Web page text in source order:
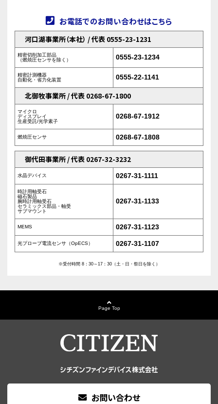
お電話でのお問い合わせはこちら
河口湖事業所（本社） / 代表 0555-23-1231
精密切削加工部品
（燃焼圧センサを除く）
0555-23-1234
精密計測機器
自動化・省力化装置
0555-22-1141
北御牧事業所 / 代表 0268-67-1800
マイクロ
ディスプレイ
生産受託/光学素子
0268-67-1912
燃焼圧センサ 0268-67-1808
御代田事業所 / 代表 0267-32-3232
水晶デバイス 0267-31-1111
時計用軸受石
磁石製品
腕時計用軸受石
セラミックス部品・軸受
サブマウント
0267-31-1133
MEMS 0267-31-1123
光プローブ電流センサ（OpECS） 0267-31-1107
※受付時間 8：30～17：30（土・日・祭日を除く）
Page Top
お問い合わせ